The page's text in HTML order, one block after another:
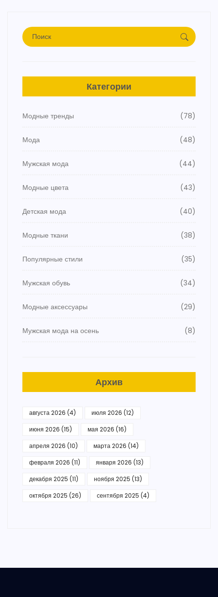
Категории
Модные тренды (78)
Мода (48)
Мужская мода (44)
Модные цвета (43)
Детская мода (40)
Модные ткани (38)
Популярные стили (35)
Мужская обувь (34)
Модные аксессуары (29)
Мужская мода на осень (8)
Архив
августа 2026 (4) июля 2026 (12)
июня 2026 (15) мая 2026 (16)
апреля 2026 (10) марта 2026 (14)
февраля 2026 (11) января 2026 (13)
декабря 2025 (11) ноября 2025 (13)
октября 2025 (26) сентября 2025 (4)